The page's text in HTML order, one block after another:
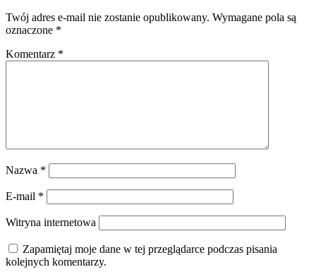
Twój adres e-mail nie zostanie opublikowany. Wymagane pola są
oznaczone *
Komentarz *
Nazwa *
E-mail *
Witryna internetowa
Zapamiętaj moje dane w tej przeglądarce podczas pisania
kolejnych komentarzy.